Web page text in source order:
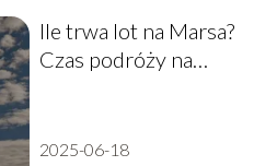
Ile trwa lot na Marsa?
Czas podróży na
2025-06-18